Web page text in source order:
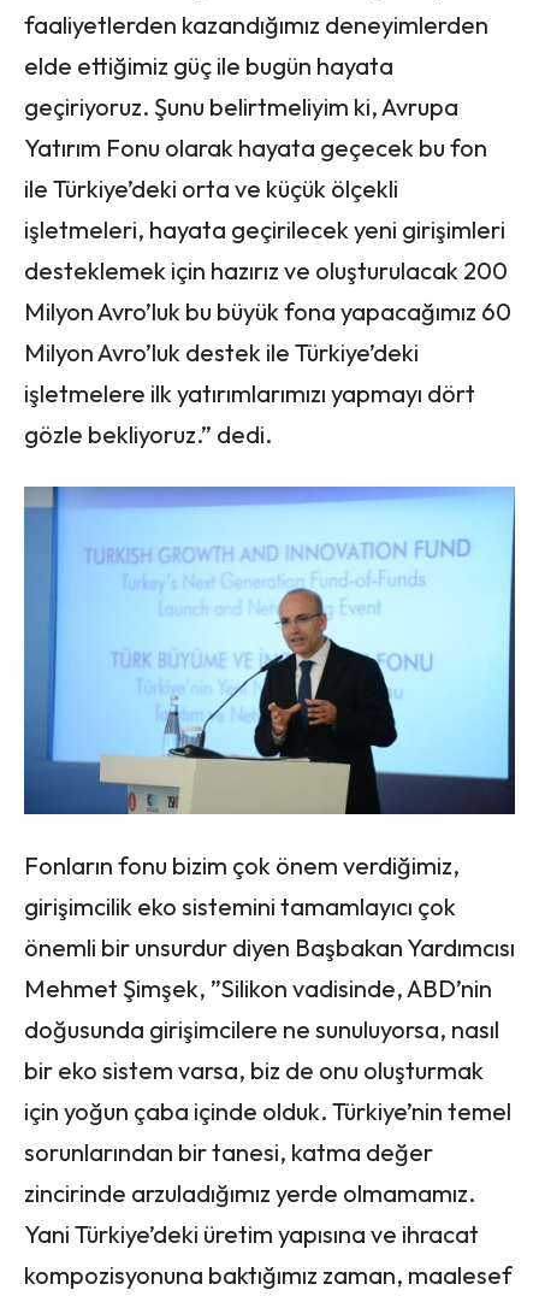
faaliyetlerden kazandığımız deneyimlerden
elde ettiğimiz güç ile bugün hayata
geçiriyoruz. Şunu belirtmeliyim ki, Avrupa
Yatırım Fonu olarak hayata geçecek bu fon
ile Türkiye’deki orta ve küçük ölçekli
işletmeleri, hayata geçirilecek yeni girişimleri
desteklemek için hazırız ve oluşturulacak 200
Milyon Avro’luk bu büyük fona yapacağımız 60
Milyon Avro’luk destek ile Türkiye’deki
işletmelere ilk yatırımlarımızı yapmayı dört
gözle bekliyoruz.” dedi.
Fonların fonu bizim çok önem verdiğimiz,
girişimcilik eko sistemini tamamlayıcı çok
önemli bir unsurdur diyen Başbakan Yardımcısı
Mehmet Şimşek, ”Silikon vadisinde, ABD’nin
doğusunda girişimcilere ne sunuluyorsa, nasıl
bir eko sistem varsa, biz de onu oluşturmak
için yoğun çaba içinde olduk. Türkiye’nin temel
sorunlarından bir tanesi, katma değer
zincirinde arzuladığımız yerde olmamamız.
Yani Türkiye’deki üretim yapısına ve ihracat
kompozisyonuna baktığımız zaman, maalesef